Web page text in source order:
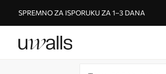
SPREMNO ZA ISPORUKU ZA 1–3 DANA